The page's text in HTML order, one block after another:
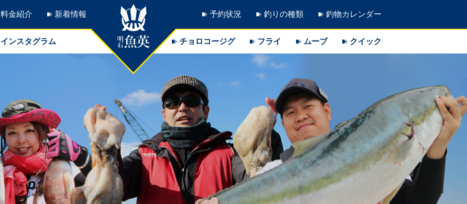
料金紹介 新着情報 予約状況 釣りの種類 釣物カレンダー
インスタグラム チョロコージグ フライ ムーブ クイック